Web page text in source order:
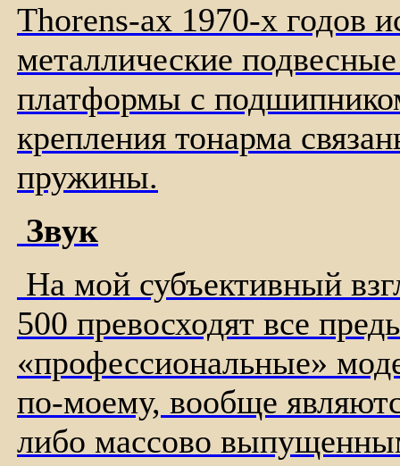
Thorens-ах 1970-х годов
металлические
платформы с
крепления тонарма
пружины.
Звук
На мой субъективный
500 превосходят все
«профессиональные»
по-моему, вообще
либо массово